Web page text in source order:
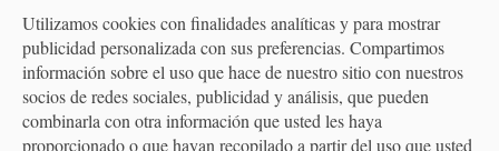
Utilizamos cookies con finalidades analíticas y para mostrar
publicidad personalizada con sus preferencias. Compartimos
información sobre el uso que hace de nuestro sitio con nuestros
socios de redes sociales, publicidad y análisis, que pueden
combinarla con otra información que usted les haya
proporcionado o que hayan recopilado a partir del uso que usted